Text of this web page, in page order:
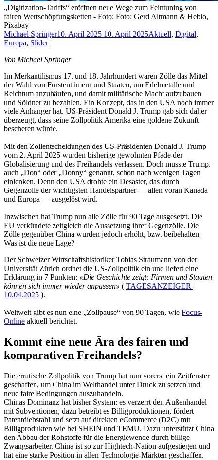
„Digitization-Tariffs“ eröffnen neue Wege zum Feintuning von
fairen Wertschöpfungsketten - Foto: Foto: Gerd Altmann & Heblo,
Pixabay
Michael Springer10. April 2025 10. April 2025Aktuell, Digital,
Europa, Slider
Von Michael Springer
Im Merkantilismus 17. und 18. Jahrhundert waren Zölle das Mittel
der Wahl von Fürstentümern und Staaten, um Edelmetalle und
Reichtum anzuhäufen, und damit militärische Macht aufzubauen
und Söldner zu bezahlen. Ein Konzept, das in den USA noch immer
viele Anhänger hat. US-Präsident Donald J. Trump gab sich daher
überzeugt, dass seine Zollpolitik Amerika eine goldene Zukunft
bescheren würde.
Mit den Zollentscheidungen des US-Präsidenten Donald J. Trump
vom 2. April 2025 wurden bisherige gewohnten Pfade der
Globalisierung und des Freihandels verlassen. Doch musste Trump,
auch „Don“ oder „Donny“ genannt, schon nach wenigen Tagen
einlenken. Denn den USA drohte ein Desaster, das durch
Gegenzölle der wichtigsten Handelspartner — allen voran Kanada
und Europa — ausgelöst wird.
Inzwischen hat Trump nun alle Zölle für 90 Tage ausgesetzt. Die
EU verkündete zeitgleich die Aussetzung ihrer Gegenzölle. Die
Zölle gegenüber China wurden jedoch erhöht, bzw. beibehalten.
Was ist die neue Lage?
Der Schweizer Wirtschaftshistoriker Tobias Straumann von der
Universität Zürich ordnet die US-Zollpolitik ein und liefert eine
Erklärung in 7 Punkten: «Die Geschichte zeigt: Firmen und Staaten
können sich immer wieder anpassen» ( TAGESANZEIGER |
10.04.2025 ).
Weltweit gibt es nun eine „Zollpause“ von 90 Tagen, wie Focus-
Online aktuell berichtet.
Kommt eine neue Ära des fairen und
komparativen Freihandels?
Die erratische Zollpolitik von Trump hat nun vorerst ein Zeitfenster
geschaffen, um China im Welthandel unter Druck zu setzen und
neue faire Bedingungen auszuhandeln.
Chinas Dominanz hat bisher System: es verzerrt den Außenhandel
mit Subventionen, dazu betreibt es Billigproduktionen, fördert
Patentdiebstahl und setzt auf direkten eCommerce (D2C) mit
Billigprodukten wie bei SHEIN und TEMU. Dazu unterstützt China
den Abbau der Rohstoffe für die Energiewende durch billige
Zwangsarbeiter. China ist so zur Hightech-Nation aufgestiegen und
hat eine starke Position in allen Technologie-Märkten geschaffen.